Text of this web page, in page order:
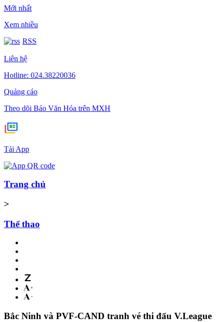
Mới nhất
Xem nhiều
RSS
Liên hệ
Hotline: 024.38220036
Quảng cáo
Theo dõi Báo Văn Hóa trên MXH
Tải App
Trang chủ
>
Thể thao
Bắc Ninh và PVF-CAND tranh vé thi đấu V.League